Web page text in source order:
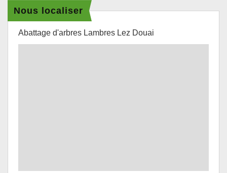
Nous localiser
Abattage d'arbres Lambres Lez Douai